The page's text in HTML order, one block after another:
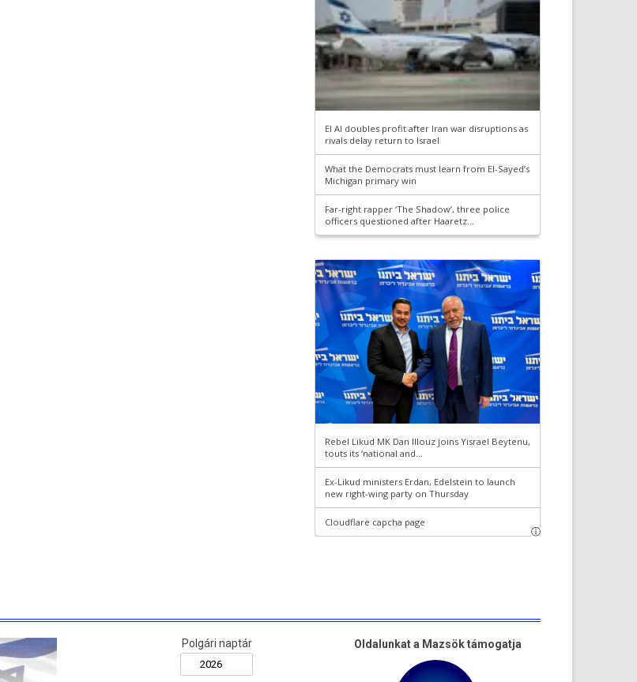
Polgári naptár Oldalunkat a Mazsök támogatja